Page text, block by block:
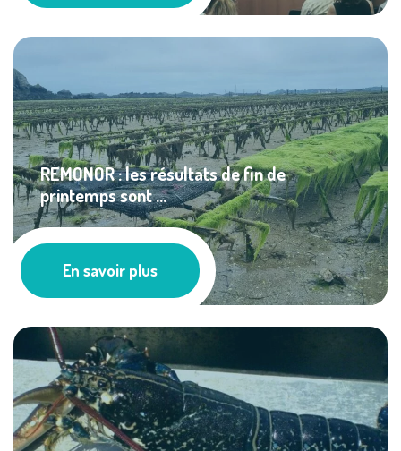
REMONOR : les résultats de fin de
printemps sont ...
Actualités
En savoir plus